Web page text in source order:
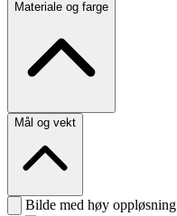
Materiale og farge
Mål og vekt
Bilde med høy oppløsning